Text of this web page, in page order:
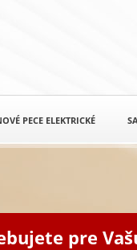
pre
PECE ELEKTRICKÉ